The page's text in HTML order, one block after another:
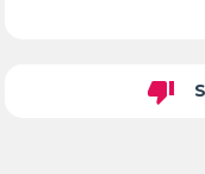
thumb_down